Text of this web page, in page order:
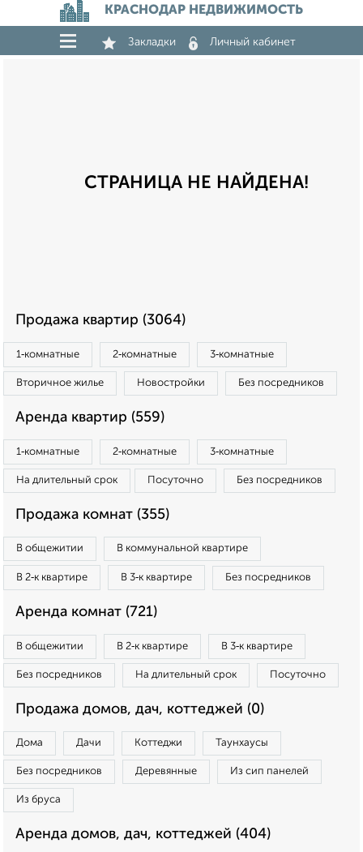
КРАСНОДАР НЕДВИЖИМОСТЬ
Закладки Личный кабинет
СТРАНИЦА НЕ НАЙДЕНА!
Продажа квартир (3064)
1‑комнатные 2‑комнатные 3‑комнатные
Вторичное жилье Новостройки Без посредников
Аренда квартир (559)
1‑комнатные 2‑комнатные 3‑комнатные
На длительный срок Посуточно Без посредников
Продажа комнат (355)
В общежитии В коммунальной квартире
В 2‑к квартире В 3‑к квартире Без посредников
Аренда комнат (721)
В общежитии В 2‑к квартире В 3‑к квартире
Без посредников На длительный срок Посуточно
Продажа домов, дач, коттеджей (0)
Дома Дачи Коттеджи Таунхаусы
Без посредников Деревянные Из сип панелей
Из бруса
Аренда домов, дач, коттеджей (404)